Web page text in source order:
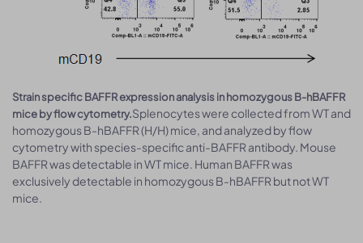
Strain specific BAFFR expression analysis in homozygous B-hBAFFR
mice by flow cytometry.Splenocytes were collected from WT and
homozygous B-hBAFFR (H/H) mice, and analyzed by flow
cytometry with species-specific anti-BAFFR antibody. Mouse
BAFFR was detectable in WT mice. Human BAFFR was
exclusively detectable in homozygous B-hBAFFR but not WT
mice.